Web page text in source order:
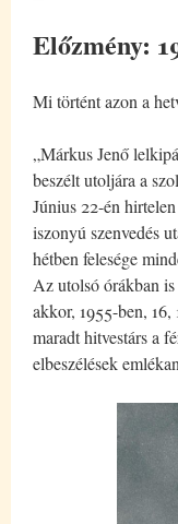
Előzmény:
Mi történt azon a
„Márkus Jenő
beszélt utoljára a
Június 22-én
iszonyú szenvedés
hétben felesége
Az utolsó órákban
akkor, 1955-ben,
maradt hitvestárs a
elbeszélések